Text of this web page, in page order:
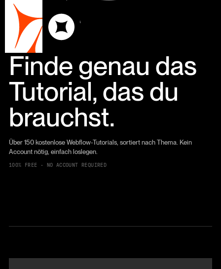
Finde genau das
Tutorial, das du
brauchst.
Über 150 kostenlose Webflow-Tutorials, sortiert nach Thema. Kein
Account nötig, einfach loslegen.
100% FREE · NO ACCOUNT REQUIRED